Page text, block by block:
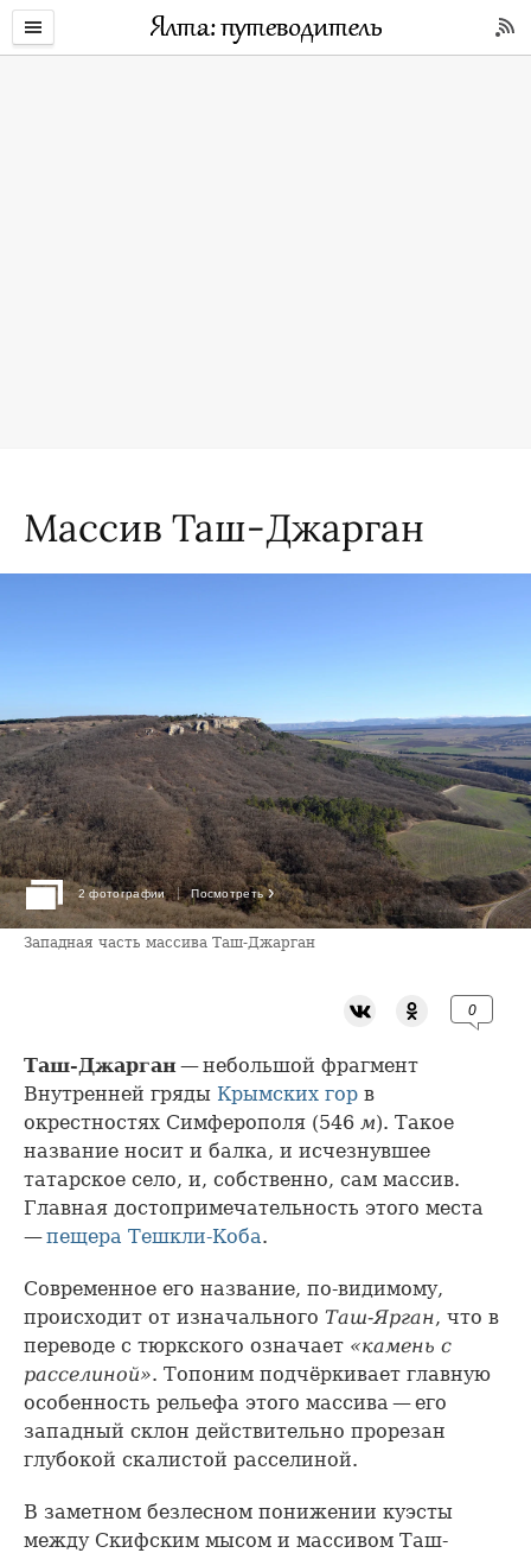
Массив Таш-Джарган
2 фотографии Посмотреть ›
Западная часть массива Таш-Джарган
0
Таш-Джарган — небольшой фрагмент
Внутренней гряды Крымских гор в
окрестностях Симферополя (546 м). Такое
название носит и балка, и исчезнувшее
татарское село, и, собственно, сам массив.
Главная достопримечательность этого места
—пещера Тешкли-Коба.
Современное его название, по-видимому,
происходит от изначального Таш-Ярган, что в
переводе с тюркского означает «камень с
расселиной». Топоним подчёркивает главную
особенность рельефа этого массива — его
западный склон действительно прорезан
глубокой скалистой расселиной.
В заметном безлесном понижении куэсты
между Скифским мысом и массивом Таш-